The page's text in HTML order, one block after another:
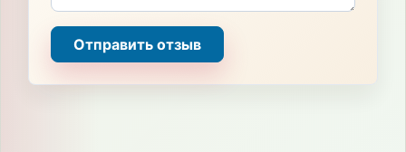
Отправить отзыв